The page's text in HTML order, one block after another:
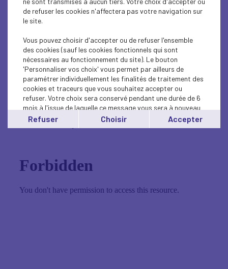
les risques?
Pour répondre à ce sujet, nous accueillons deux membres
formation,Virginie Martin, directrice régionale au cabinet
de formation Interactifs etMarc Vallet, dirigeant de la
société Conseil et Partenaire Courtage à Toulouse
RetrouvezVirginie MartinetMarc Valletsur Linkedin.
Je vous souhaite un bon épisode et n'hésitez pas à
partager, liker et commenter le podcast "Les petits
cailloux".
Vous souhaitez nous posez des questions et/ou avoir des
informations sur le Medef31, vous pouvez me contacter
sur camille.diaz-guerin@medef31.fr ou sur
Linkedin
de refuser les cookies n'affectera pas votre navigation sur
le site.
Vous pouvez choisir d'accepter ou de refuser l'ensemble
des cookies (sauf les cookies fonctionnels qui sont
nécessaires au fonctionnement du site). Le bouton
'Personnaliser vos choix' vous permet par ailleurs de
paramétrer individuellement les finalités de traitement des
cookies et traceurs que vous souhaitez accepter ou
refuser. Votre choix sera conservé pendant une durée de 6
mois à l'issue de laquelle ce message vous sera à nouveau
affiché..
Vous pouvez modifier votre choix à tout moment en
Refuser Choisir Accepter